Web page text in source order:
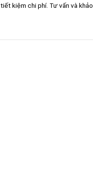
tiết kiệm chi phí. Tư vấn và khảo